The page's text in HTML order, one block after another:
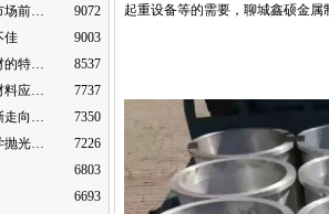
场前…
9072
佳
9003
的特…
8537
料应…
7737
走向…
7350
抛光…
7226
6803
6693
起重设备等的需要，聊城鑫硕金